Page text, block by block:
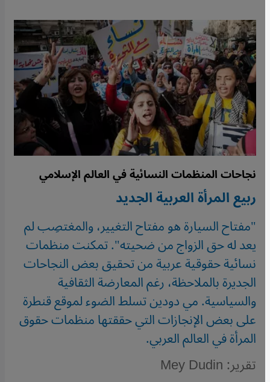
نجاحات المنظمات النسائية في العالم الإسلامي
ربيع المرأة العربية الجديد
"مفتاح السيارة هو مفتاح التغيير، والمغتصِب لم
يعد له حق الزواج من ضحيته". تمكنت منظمات
نسائية حقوقية عربية من تحقيق بعض النجاحات
الجديرة بالملاحظة، رغم المعارضة الثقافية
والسياسية. مي دودين تسلط الضوء لموقع قنطرة
على بعض الإنجازات التي حققتها منظمات حقوق
المرأة في العالم العربي.
تقرير: Mey Dudin